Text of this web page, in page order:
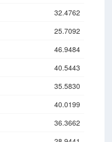
32.4762
25.7092
46.9484
40.5443
35.5830
40.0199
36.3662